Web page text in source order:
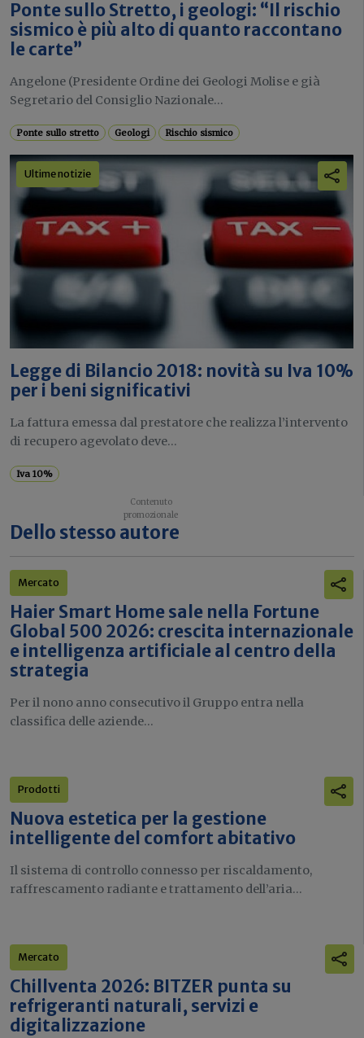
Ponte sullo Stretto, i geologi: “Il rischio
sismico è più alto di quanto raccontano
le carte”
Angelone (Presidente Ordine dei Geologi Molise e già
Segretario del Consiglio Nazionale...
Ponte sullo stretto Geologi Rischio sismico
Ultime notizie
Legge di Bilancio 2018: novità su Iva 10%
per i beni significativi
La fattura emessa dal prestatore che realizza l’intervento
di recupero agevolato deve...
Iva 10%
Dello stesso autore
Mercato
Haier Smart Home sale nella Fortune
Global 500 2026: crescita internazionale
e intelligenza artificiale al centro della
strategia
Per il nono anno consecutivo il Gruppo entra nella
classifica delle aziende...
Prodotti
Nuova estetica per la gestione
intelligente del comfort abitativo
Il sistema di controllo connesso per riscaldamento,
raffrescamento radiante e trattamento dell’aria...
Mercato
Chillventa 2026: BITZER punta su
refrigeranti naturali, servizi e
digitalizzazione